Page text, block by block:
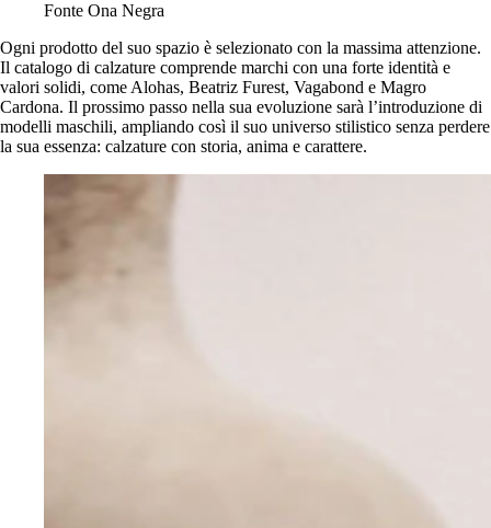
Fonte Ona Negra
Ogni prodotto del suo spazio è selezionato con la massima attenzione.
Il catalogo di calzature comprende marchi con una forte identità e
valori solidi, come Alohas, Beatriz Furest, Vagabond e Magro
Cardona. Il prossimo passo nella sua evoluzione sarà l’introduzione di
modelli maschili, ampliando così il suo universo stilistico senza perdere
la sua essenza: calzature con storia, anima e carattere.